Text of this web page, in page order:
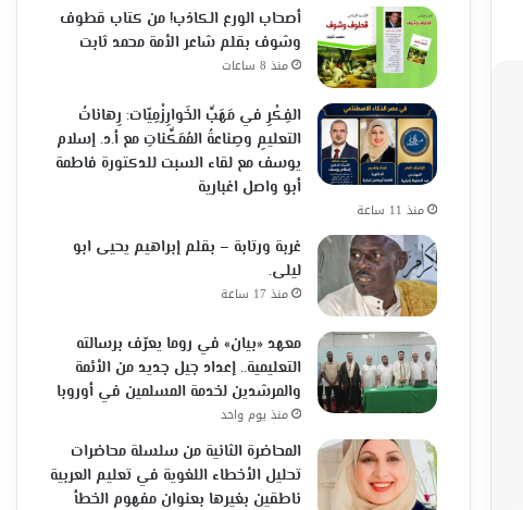
أصحاب الورع الكاذب! من كتاب قطوف
وشوف بقلم شاعر الأمة محمد ثابت
منذ 8 ساعات
الفِكْرِ في مَهَبِّ الخَوارِزْمِيّات: رِهاناتُ
التعليمِ وصِناعةُ المُمَكِّناتِ مع أ.د. إسلام
يوسف مع لقاء السبت للدكتورة فاطمة
أبو واصل اغبارية
منذ 11 ساعة
غربة ورتابة – بقلم إبراهيم يحيى ابو
ليلى.
منذ 17 ساعة
معهد «بيان» في روما يعرّف برسالته
التعليمية.. إعداد جيل جديد من الأئمة
والمرشدين لخدمة المسلمين في أوروبا
منذ يوم واحد
المحاضرة الثانية من سلسلة محاضرات
تحليل الأخطاء اللغوية في تعليم العربية
ناطقين بغيرها بعنوان مفهوم الخطأ